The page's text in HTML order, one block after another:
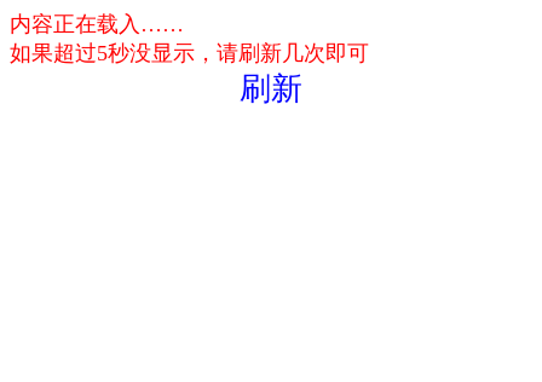
内容正在载入……
如果超过5秒没显示，请刷新几次即可
刷新